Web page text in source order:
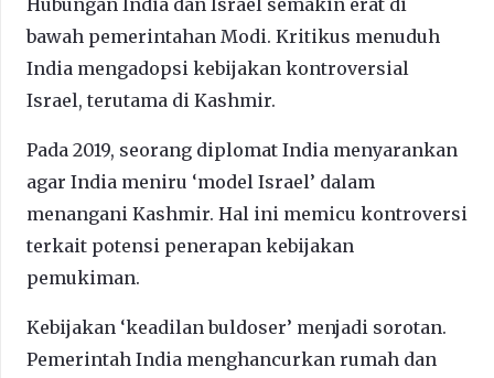
bawah pemerintahan Modi. Kritikus menuduh
India mengadopsi kebijakan kontroversial
Israel, terutama di Kashmir.
Pada 2019, seorang diplomat India menyarankan
agar India meniru ‘model Israel’ dalam
menangani Kashmir. Hal ini memicu kontroversi
terkait potensi penerapan kebijakan
pemukiman.
Kebijakan ‘keadilan buldoser’ menjadi sorotan.
Pemerintah India menghancurkan rumah dan